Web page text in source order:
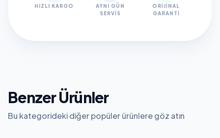
HIZLI KARGO
AYNI GÜN
SERVIS
ORIJINAL
GARANTI
Benzer Ürünler
Bu kategorideki diğer popüler ürünlere göz atın